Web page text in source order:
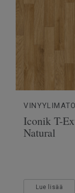
Iconik T-
Natural
Lue lisää